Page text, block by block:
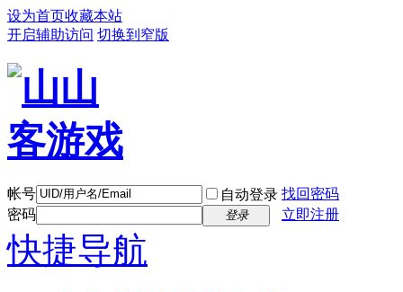
设为首页收藏本站
开启辅助访问 切换到窄版
帐号 自动登录 找回密码
密码
登录 立即注册
快捷导航